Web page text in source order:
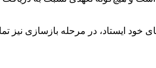
خود ایستاد، در مرحله بازسازی نیز